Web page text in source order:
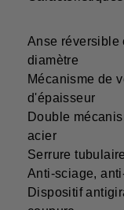
Anse réversible
diamètre
Mécanisme de
d'épaisseur
Double
acier
Serrure
Anti-sciage,
Dispositif